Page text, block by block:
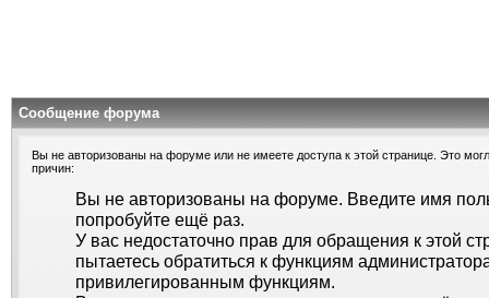
Сообщение форума
Вы не авторизованы на форуме или не имеете доступа к этой странице. Это
причин:
Вы не авторизованы на форуме. Введите имя
попробуйте ещё раз.
У вас недостаточно прав для обращения к этой
пытаетесь обратиться к функциям
привилегированным функциям.